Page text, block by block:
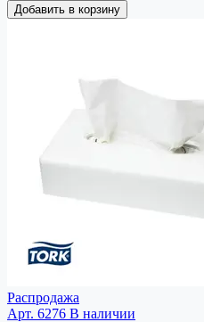
Добавить в корзину
Распродажа
Арт. 6276 В наличии